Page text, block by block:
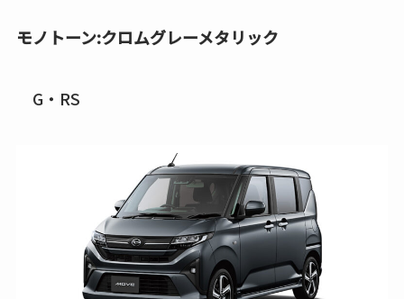
モノトーン:クロムグレーメタリック
G・RS